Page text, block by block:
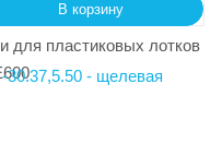
В корзину
для пластиковых лотков